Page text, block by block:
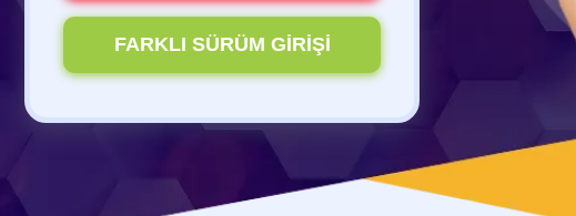
FARKLI SÜRÜM GİRİŞİ